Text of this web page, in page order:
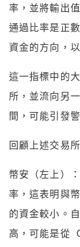
率，並將輸出
通過比率是正
資金的方向，
這一指標中的
所，並流向另
間，可能引發警
回顧上述交易
幣安（左上）
率，這表明與
的資金較小。
高，可能是從